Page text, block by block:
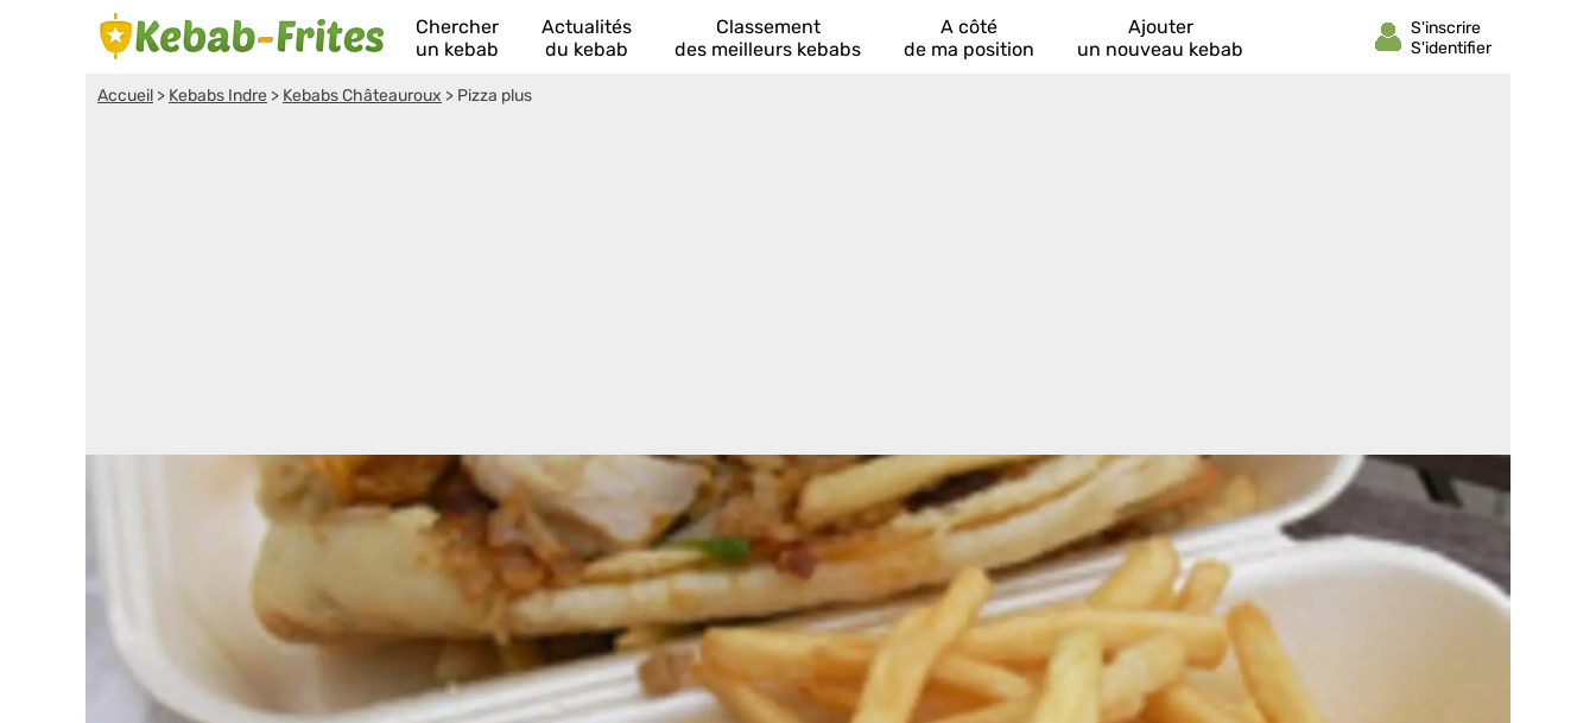
Chercher
un kebab
Actualités
du kebab
Classement
des meilleurs kebabs
A côté
de ma position
Ajouter
un nouveau kebab
Accueil > Kebabs Indre > Kebabs Châteauroux > Pizza plus